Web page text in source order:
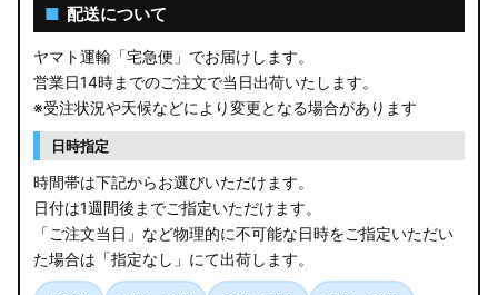
■ 配送について
ヤマト運輸「宅急便」でお届けします。
営業日14時までのご注文で当日出荷いたします。
※受注状況や天候などにより変更となる場合があります
日時指定
時間帯は下記からお選びいただけます。
日付は1週間後までご指定いただけます。
「ご注文当日」など物理的に不可能な日時をご指定いただい
た場合は「指定なし」にて出荷します。